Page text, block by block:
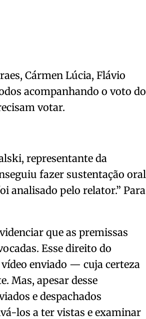
Cármen Lúcia, Flávio
acompanhando o voto do
votar.
representante da
fazer sustentação oral
analisado pelo relator.” Para
que as premissas
Esse direito do
enviado — cuja certeza
Mas, apesar desse
e despachados
los a ter vistas e examinar